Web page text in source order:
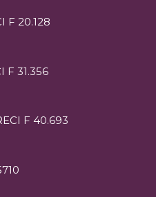
F 20.128
F 31.356
F 40.693